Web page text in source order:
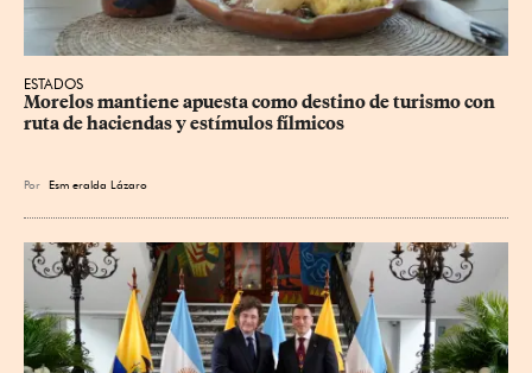
ESTADOS
Morelos mantiene apuesta como destino de turismo con
ruta de haciendas y estímulos fílmicos
Por Esm eralda Lázaro